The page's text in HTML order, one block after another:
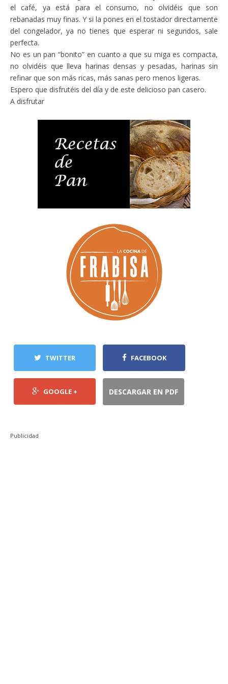
el café, ya está para el consumo, no olvidéis que son
rebanadas muy finas. Y si la pones en el tostador directamente
del congelador, ya no tienes que esperar ni segundos, sale
perfecta.
No es un pan “bonito” en cuanto a que su miga es compacta,
no olvidéis que lleva harinas densas y pesadas, harinas sin
refinar que son más ricas, más sanas pero menos ligeras.
Espero que disfrutéis del día y de este delicioso pan casero.
A disfrutar
TWITTER FACEBOOK
GOOGLE + DESCARGAR EN PDF
Publicidad